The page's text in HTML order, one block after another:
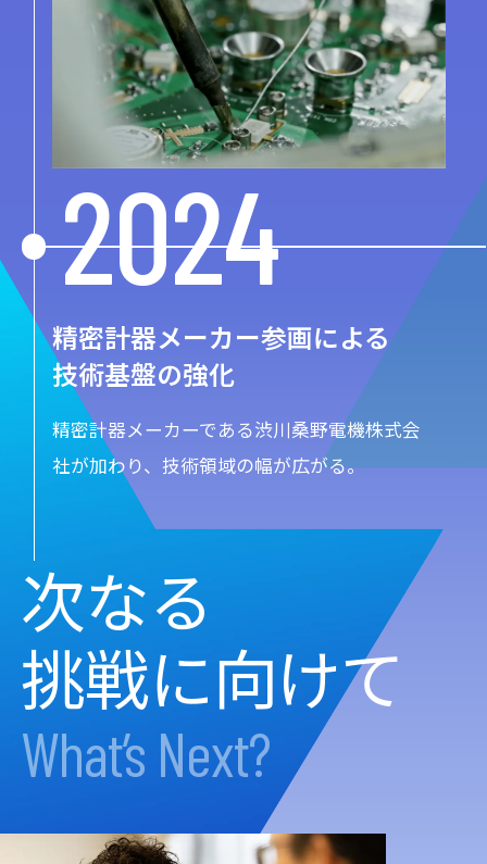
2024
精密計器メーカー参画による
技術基盤の強化
精密計器メーカーである渋川桑野電機株式会
社が加わり、技術領域の幅が広がる。
次なる
挑戦に向けて
What’s Next?